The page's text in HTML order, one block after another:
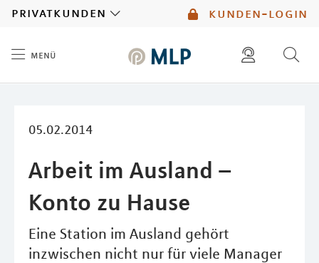
kunden-login
privatkunden
menü
05.02.2014
Arbeit im Ausland –
Konto zu Hause
Eine Station im Ausland gehört
inzwischen nicht nur für viele Manager